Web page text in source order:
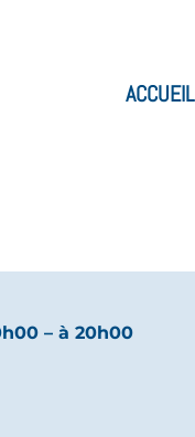
ACCUEIL
– à 20h00